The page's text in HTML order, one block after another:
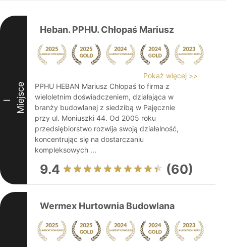
I Miejsce
Heban. PPHU. Chłopaś Mariusz
Pokaż więcej >>
PPHU HEBAN Mariusz Chłopaś to firma z
wieloletnim doświadczeniem, działająca w
branży budowlanej z siedzibą w Pajęcznie
przy ul. Moniuszki 44. Od 2005 roku
przedsiębiorstwo rozwija swoją działalność,
koncentrując się na dostarczaniu
kompleksowych ...
9.4 (60)
Wermex Hurtownia Budowlana